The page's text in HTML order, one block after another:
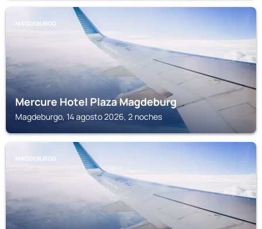
MAGDEBURGO
Mercure Hotel Plaza Magdeburg
Magdeburgo, 14 agosto 2026, 2 noches
MAGDEBURGO